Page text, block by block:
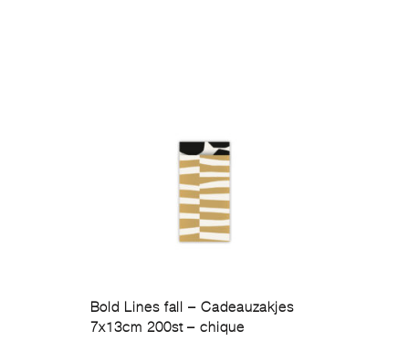
Bold Lines fall – Cadeauzakjes
7x13cm 200st – chique